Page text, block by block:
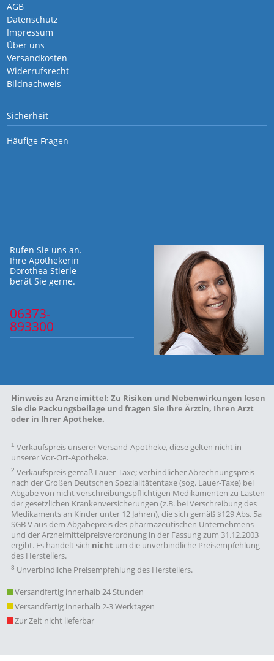
AGB
Datenschutz
Impressum
Über uns
Versandkosten
Widerrufsrecht
Bildnachweis
Sicherheit
Häufige Fragen
Rufen Sie uns an.
Ihre Apothekerin
Dorothea Stierle
berät Sie gerne.
06373-
893300
Hinweis zu Arzneimittel: Zu Risiken und Nebenwirkungen lesen
Sie die Packungsbeilage und fragen Sie Ihre Ärztin, Ihren Arzt
oder in Ihrer Apotheke.
1 Verkaufspreis unserer Versand-Apotheke, diese gelten nicht in
unserer Vor-Ort-Apotheke.
2 Verkaufspreis gemäß Lauer-Taxe; verbindlicher Abrechnungspreis
nach der Großen Deutschen Spezialitätentaxe (sog. Lauer-Taxe) bei
Abgabe von nicht verschreibungspflichtigen Medikamenten zu Lasten
der gesetzlichen Krankenversicherungen (z.B. bei Verschreibung des
Medikaments an Kinder unter 12 Jahren), die sich gemäß §129 Abs. 5a
SGB V aus dem Abgabepreis des pharmazeutischen Unternehmens
und der Arzneimittelpreisverordnung in der Fassung zum 31.12.2003
ergibt. Es handelt sich nicht um die unverbindliche Preisempfehlung
des Herstellers.
3 Unverbindliche Preisempfehlung des Herstellers.
Versandfertig innerhalb 24 Stunden
Versandfertig innerhalb 2-3 Werktagen
Zur Zeit nicht lieferbar